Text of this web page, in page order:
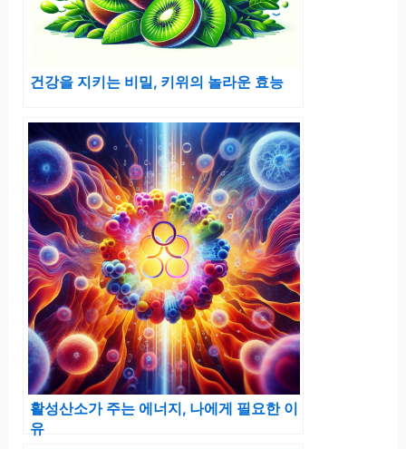
건강을 지키는 비밀, 키위의 놀라운 효능
활성산소가 주는 에너지, 나에게 필요한 이
유